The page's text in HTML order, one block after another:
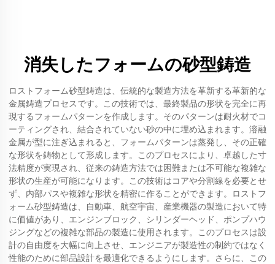
消失したフォームの砂型鋳造
ロストフォーム砂型鋳造は、伝統的な製造方法を革新する革新的な
金属鋳造プロセスです。この技術では、最終製品の形状を完全に再
現するフォームパターンを作成します。そのパターンは耐火材でコ
ーティングされ、結合されていない砂の中に埋め込まれます。溶融
金属が型に注ぎ込まれると、フォームパターンは蒸発し、その正確
な形状を鋳物として形成します。このプロセスにより、卓越した寸
法精度が実現され、従来の鋳造方法では困難または不可能な複雑な
形状の生産が可能になります。この技術はコアや分割線を必要とせ
ず、内部パスや複雑な形状を精密に作ることができます。ロストフ
ォーム砂型鋳造は、自動車、航空宇宙、産業機器の製造において特
に価値があり、エンジンブロック、シリンダーヘッド、ポンプハウ
ジングなどの複雑な部品の製造に使用されます。このプロセスは設
計の自由度を大幅に向上させ、エンジニアが製造性の制約ではなく
性能のために部品設計を最適化できるようにします。さらに、この